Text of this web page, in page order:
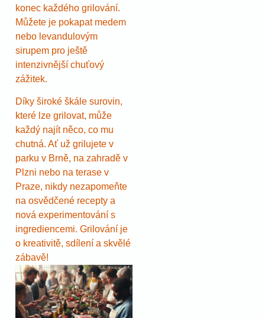
konec každého grilování.
Můžete je pokapat medem
nebo levandulovým
sirupem pro ještě
intenzivnější chuťový
zážitek.
Díky široké škále surovin,
které lze grilovat, může
každý najít něco, co mu
chutná. Ať už grilujete v
parku v Brně, na zahradě v
Plzni nebo na terase v
Praze, nikdy nezapomeňte
na osvědčené recepty a
nová experimentování s
ingrediencemi. Grilování je
o kreativitě, sdílení a skvělé
zábavě!